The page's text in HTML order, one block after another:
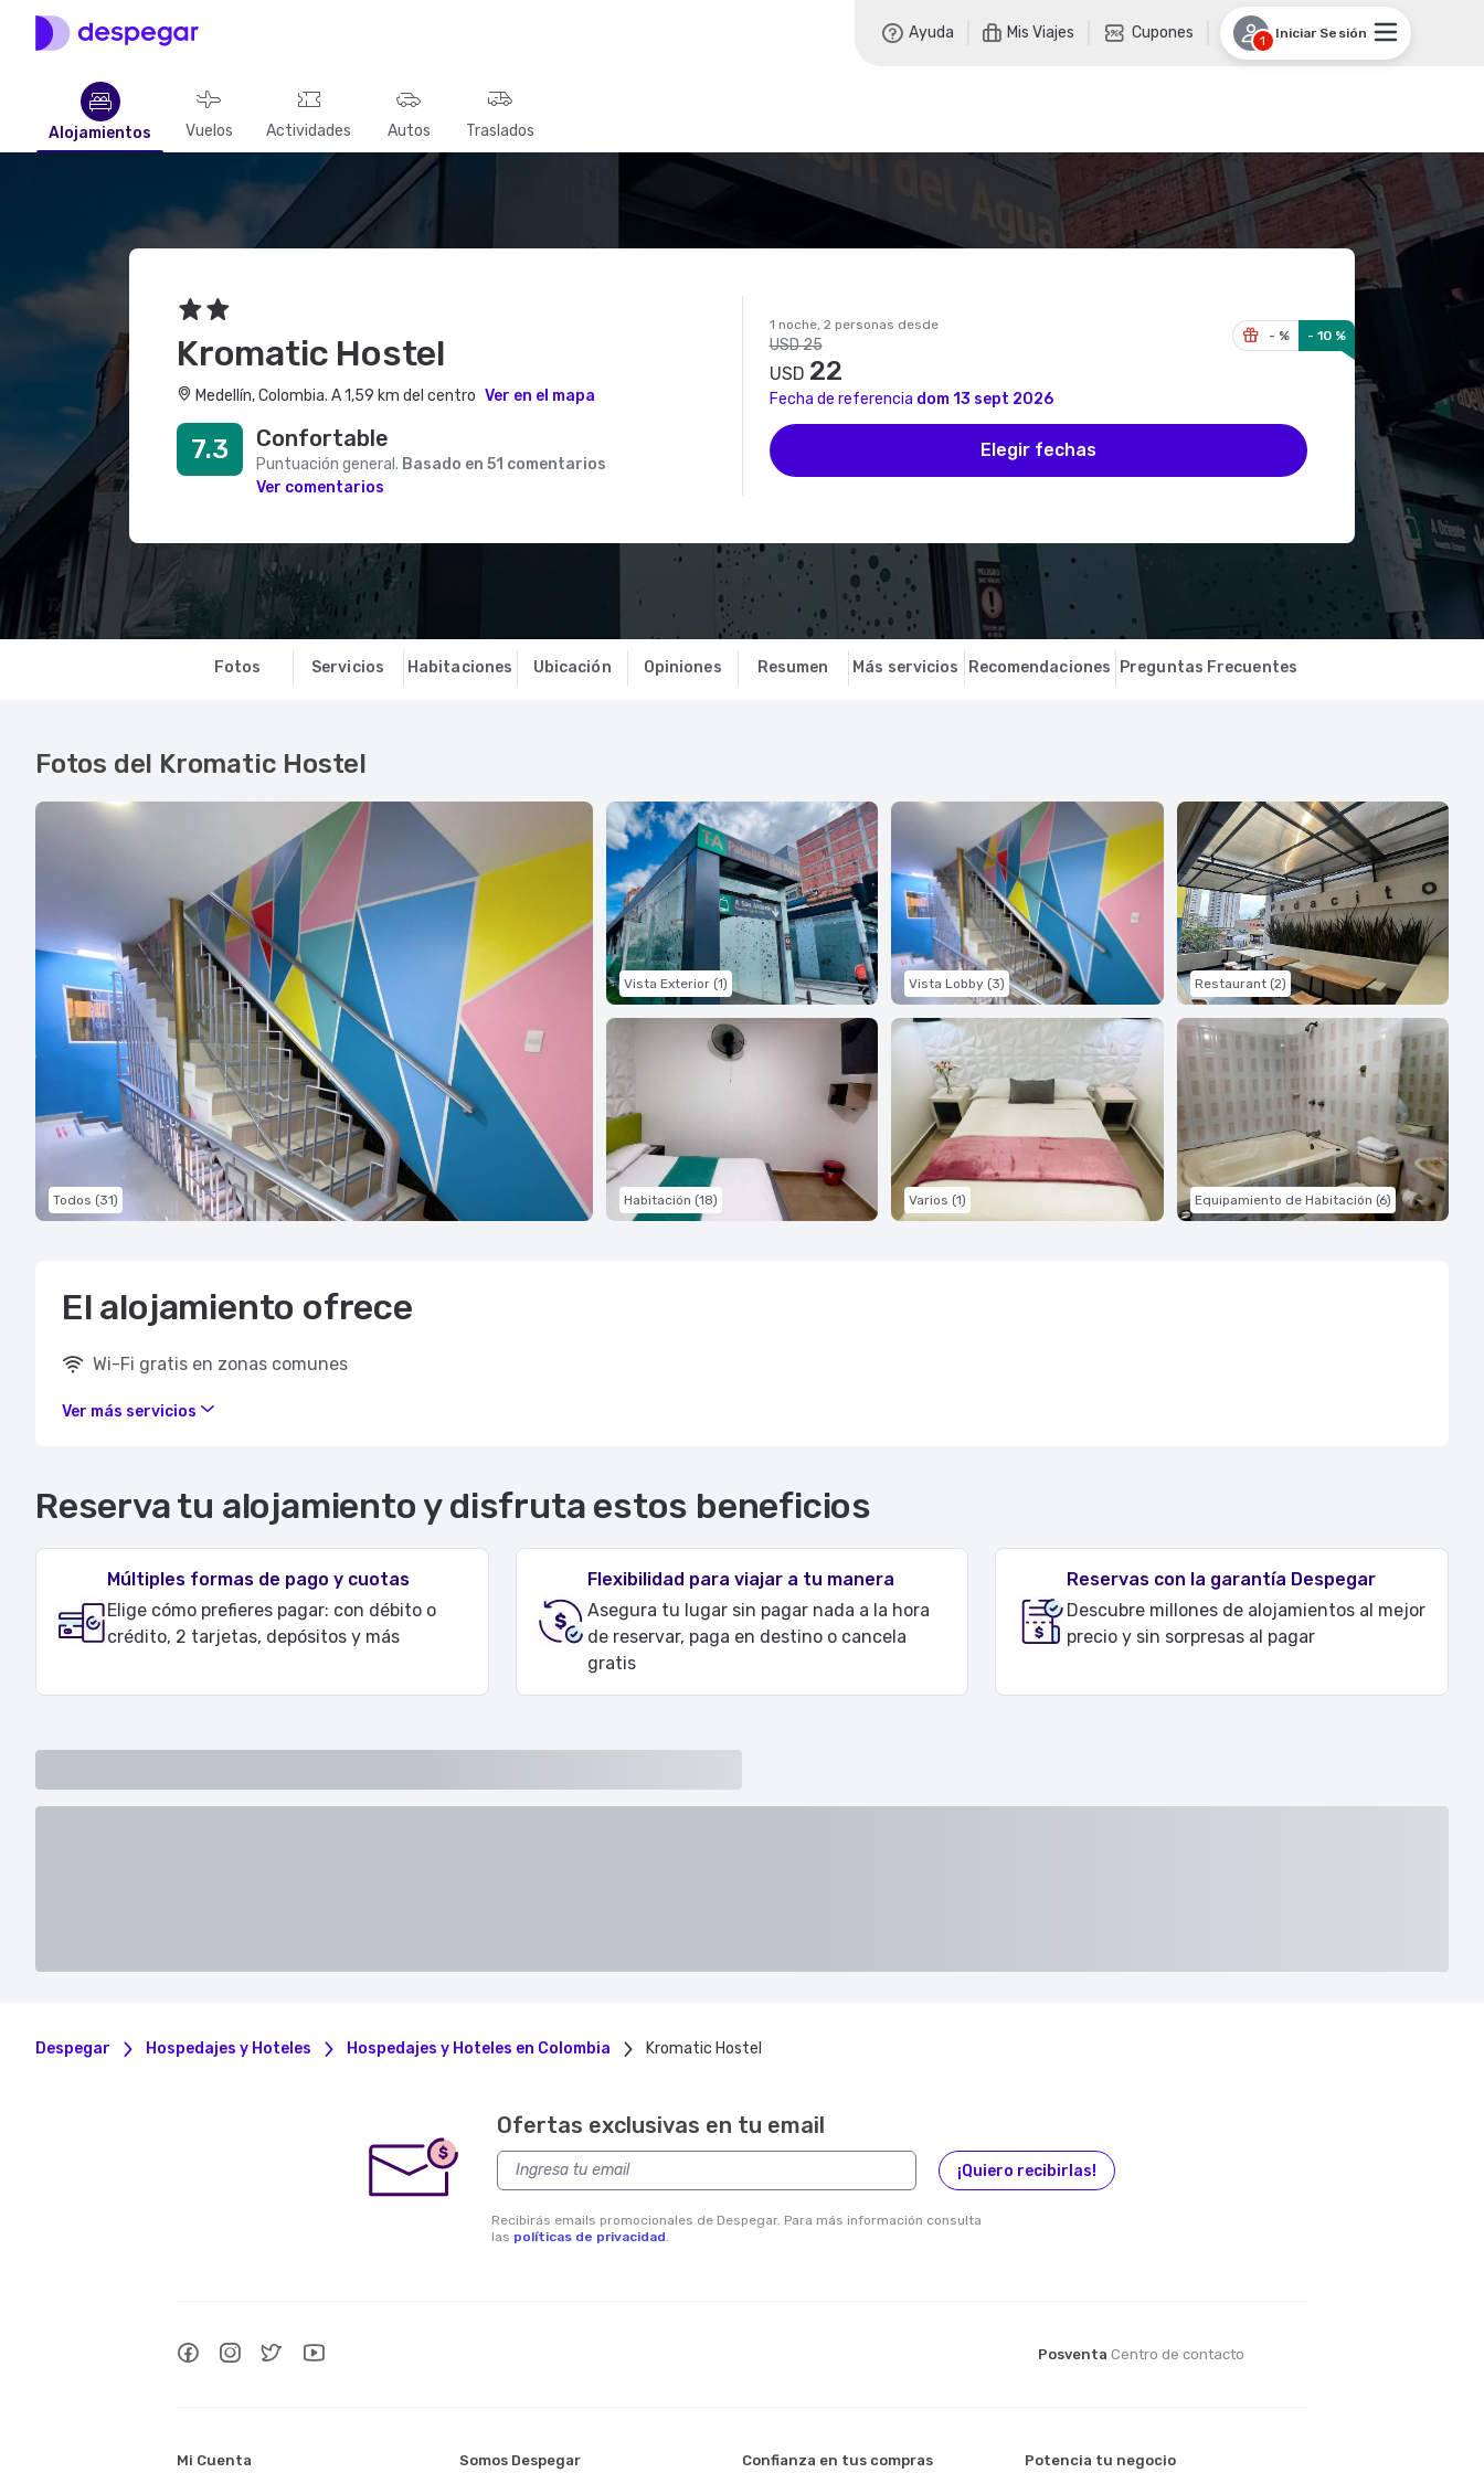
Ayuda Mis Viajes Cupones 1 Iniciar Sesión
Alojamientos Vuelos Actividades Autos Traslados
Kromatic Hostel
Medellín, Colombia. A 1,59 km del centro Ver en el mapa
7.3 Confortable
Puntuación general. Basado en 51 comentarios
Ver comentarios
1 noche, 2 personas desde
USD 25
USD 22
Fecha de referencia dom 13 sept 2026
- % - 10 %
Elegir fechas
Fotos Servicios Habitaciones Ubicación Opiniones Resumen Más servicios Recomendaciones Preguntas Frecuentes
Fotos del Kromatic Hostel
Todos (31)
Vista Exterior (1) Vista Lobby (3) Restaurant (2)
Habitación (18) Varios (1) Equipamiento de Habitación (6)
El alojamiento ofrece
Wi-Fi gratis en zonas comunes
Ver más servicios
Reserva tu alojamiento y disfruta estos beneficios
Múltiples formas de pago y cuotas
Elige cómo prefieres pagar: con débito o
crédito, 2 tarjetas, depósitos y más
Flexibilidad para viajar a tu manera
Asegura tu lugar sin pagar nada a la hora
de reservar, paga en destino o cancela
gratis
Reservas con la garantía Despegar
Descubre millones de alojamientos al mejor
precio y sin sorpresas al pagar
Despegar Hospedajes y Hoteles Hospedajes y Hoteles en Colombia Kromatic Hostel
$
Ofertas exclusivas en tu email
¡Quiero recibirlas!
Recibirás emails promocionales de Despegar. Para más información consulta
las políticas de privacidad.
Posventa Centro de contacto
Mi Cuenta Somos Despegar Confianza en tus compras Potencia tu negocio